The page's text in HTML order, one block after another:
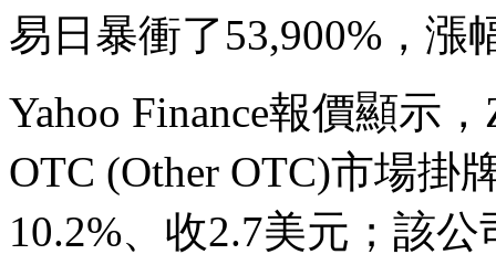
易日暴衝了53,900%，漲
Yahoo Finance報價顯示
OTC (Other OTC)市場掛
10.2%、收2.7美元；該